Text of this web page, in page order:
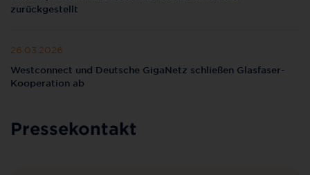
zurückgestellt
26.03.2026
Westconnect und Deutsche GigaNetz schließen Glasfaser-
Kooperation ab
Pressekontakt